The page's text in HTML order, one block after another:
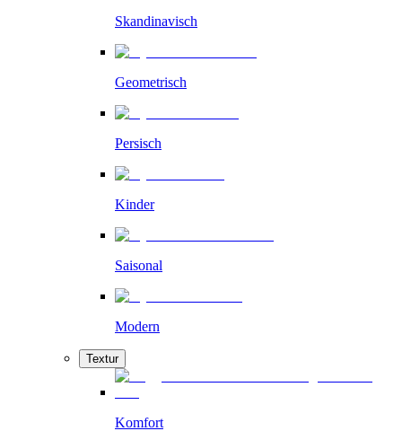
Skandinavisch
Geometrisch
Persisch
Kinder
Saisonal
Modern
Textur
Komfort